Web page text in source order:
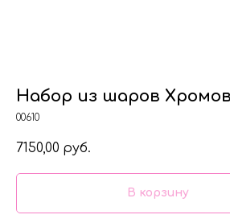
Набор из шаров
00610
7150,00 руб.
В корзину